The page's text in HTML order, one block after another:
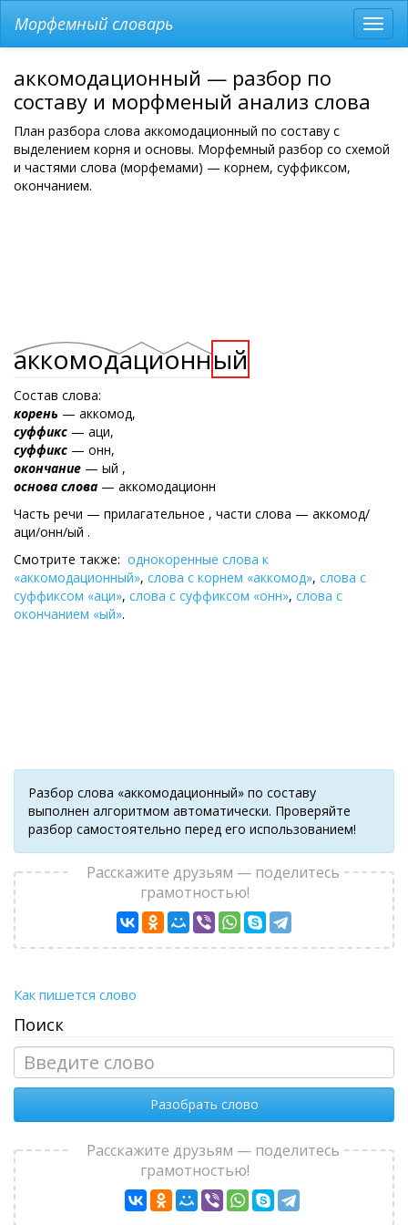
меню
Морфемный словарь
аккомодационный — разбор по
составу и морфменый анализ слова
План разбора слова аккомодационный по составу с
выделением корня и основы. Морфемный разбор со схемой
и частями слова (морфемами) — корнем, суффиксом,
окончанием.
аккомодационный
Состав слова:
корень — аккомод,
суффикс — аци,
суффикс — онн,
окончание — ый ,
основа слова — аккомодационн
Часть речи — прилагательное , части слова — аккомод/
аци/онн/ый .
Смотрите также: однокоренные слова к
«аккомодационный», слова с корнем «аккомод», слова с
суффиксом «аци», слова с суффиксом «онн», слова с
окончанием «ый».
Разбор слова «аккомодационный» по составу
выполнен алгоритмом автоматически. Проверяйте
разбор самостоятельно перед его использованием!
Расскажите друзьям — поделитесь
грамотностью!
Как пишется слово
Поиск
Разобрать слово
Расскажите друзьям — поделитесь
грамотностью!